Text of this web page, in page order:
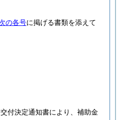
の各号に掲げる書類を添えて
付決定通知書により、補助金